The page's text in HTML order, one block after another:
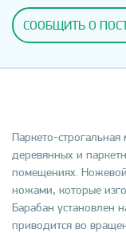
СООБЩИТЬ О
Паркето-
деревянных и
помещениях.
ножами, которые
Барабан установлен
приводится во